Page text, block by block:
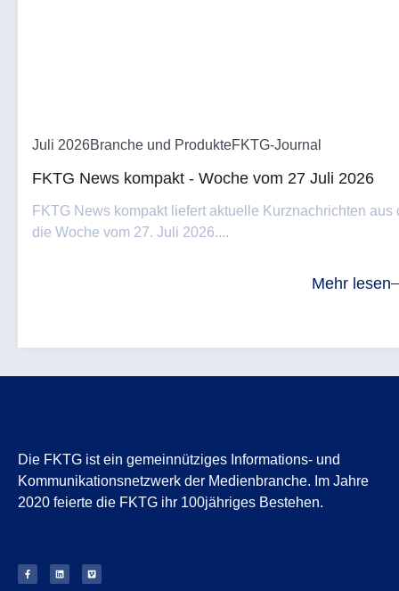
Juli 2026Branche und ProdukteFKTG-Journal
FKTG News kompakt - Woche vom 27 Juli 2026
FKTG News kompakt liefert aktuelle Kurznachrichten
die Woche vom 27. Juli 2026....
Mehr lesen
Die FKTG ist ein gemeinnütziges Informations- und
Kommunikationsnetzwerk der Medienbranche. Im Jahre
2020 feierte die FKTG ihr 100jähriges Bestehen.